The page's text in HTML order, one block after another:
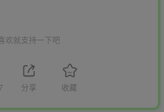
欢就支持一下吧
分享 收藏